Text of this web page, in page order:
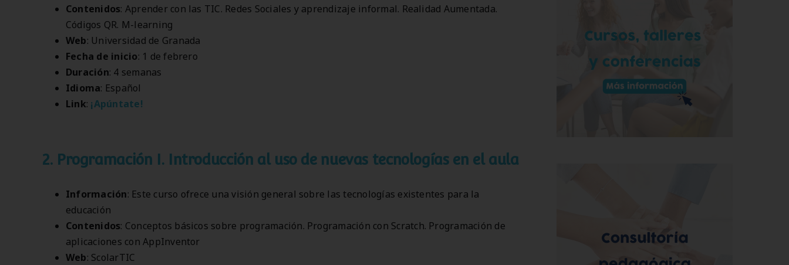
Contenidos: Aprender con las TIC. Redes Sociales y aprendizaje informal. Realidad Aumentada.
Códigos QR. M-learning
Web: Universidad de Granada
Fecha de inicio: 1 de febrero
Duración: 4 semanas
Idioma: Español
Link: ¡Apúntate!
2. Programación I. Introducción al uso de nuevas tecnologías en el aula
Información: Este curso ofrece una visión general sobre las tecnologías existentes para la
educación
Contenidos: Conceptos básicos sobre programación. Programación con Scratch. Programación de
aplicaciones con AppInventor
Web: ScolarTIC